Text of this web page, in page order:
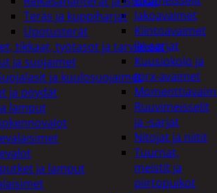
Jakoavaimet
Kiintoavaimet
ja -sarjat
Kuusiokolo ja
torx-avaimet
Ruuvimeisselit
ja -sarjat
Nitojat ja niitit
Tuurnat,
meistit ja
piirtopuikot
Teräs ja kuppiharjat
Upotusterät
tikkaat, työtasot ja tarvikkeet
ja suojaimet
ja kuulosuojaimet
ja pöydät
lamput
ja lamput